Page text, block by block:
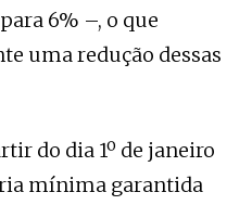
6% –, o que
uma redução dessas
do dia 1º de janeiro
mínima garantida